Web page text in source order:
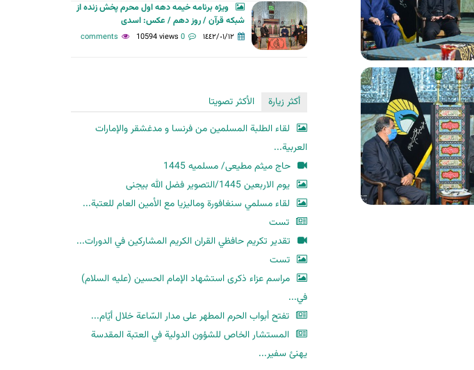
ویژه برنامه خیمه دهه اول محرم پخش زنده از
شبکه قرآن / روز دهم / عکس: اسدی
١٤٤٢/٠١/١٢ 0 comments
10594 views
أكثر زيارة
الأكثر تصويتا
لقاء الطلبة المسلمين من فرنسا و مدغشقر والإمارات
العربية...
حاج میثم مطیعی/ مسلمیه 1445
یوم الاربعین 1445/التصویر فضل الله بیجنی
لقاء مسلمي سنغافورة وماليزيا مع الأمين العام للعتبة...
تست
تقدير تكريم حافظي القران الكريم المشاركين في الدورات...
تست
مراسم عزاء ذكرى استشهاد الإمام الحسين (عليه السلام)
في...
تفتح أبواب الحرم المطهر على مدار السّاعة خلال أيّام...
المستشار الخاص للشؤون الدولية في العتبة المقدسة
يهنئ سفير...